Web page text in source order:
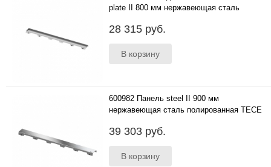
plate II 800 мм нержавеющая сталь
28 315 руб.
600982 Панель steel II 900 мм
нержавеющая сталь полированная TECE
39 303 руб.